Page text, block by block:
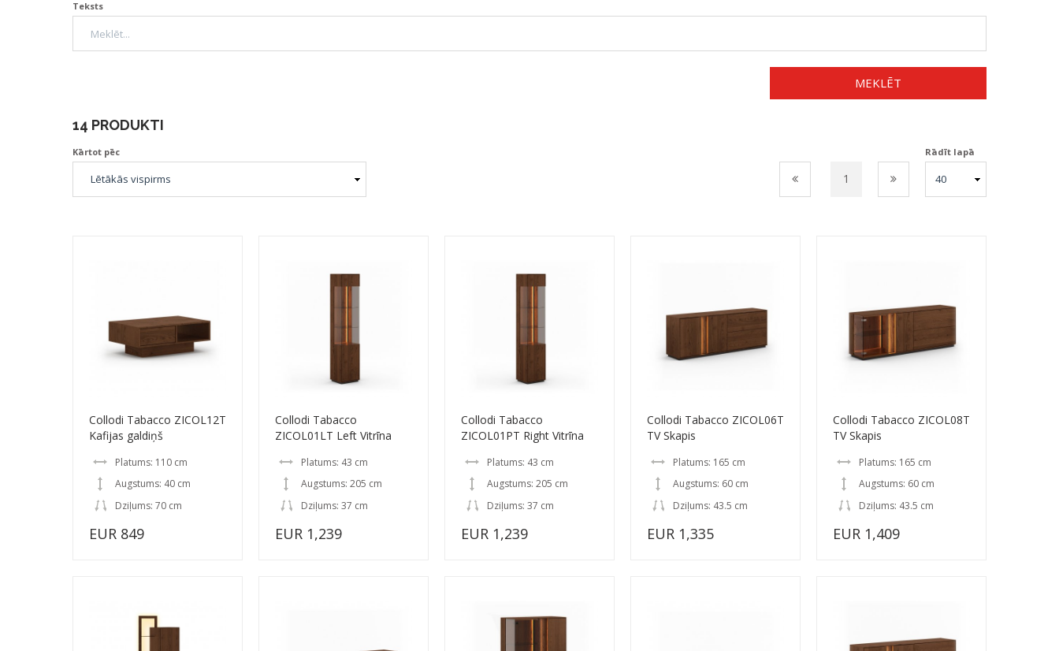
Teksts
MEKLĒT
14 PRODUKTI
Kārtot pēc
1
Rādīt lapā
Collodi Tabacco ZICOL12T
Kafijas galdiņš
Platums: 110 cm
Augstums: 40 cm
Dziļums: 70 cm
EUR 849
Collodi Tabacco
ZICOL01LT Left Vitrīna
Platums: 43 cm
Augstums: 205 cm
Dziļums: 37 cm
EUR 1,239
Collodi Tabacco
ZICOL01PT Right Vitrīna
Platums: 43 cm
Augstums: 205 cm
Dziļums: 37 cm
EUR 1,239
Collodi Tabacco ZICOL06T
TV Skapis
Platums: 165 cm
Augstums: 60 cm
Dziļums: 43.5 cm
EUR 1,335
Collodi Tabacco ZICOL08T
TV Skapis
Platums: 165 cm
Augstums: 60 cm
Dziļums: 43.5 cm
EUR 1,409